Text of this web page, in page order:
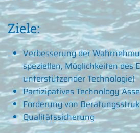
Ziele:
Verbesserung der
speziellen, Möglichkeiten des
unterstützender Technologie)
Partizipatives Technology
Forderung von
Qualitätssicherung